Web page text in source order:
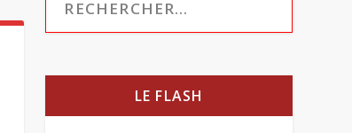
LE FLASH